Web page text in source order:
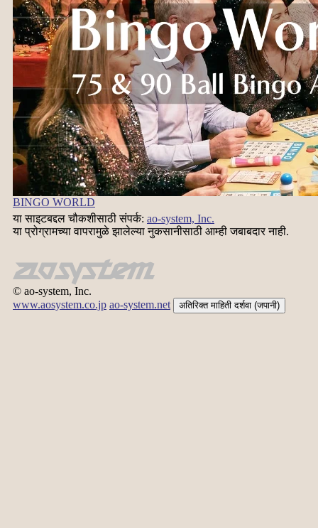
BINGO WORLD
या साइटबद्दल चौकशीसाठी संपर्क: ao-system, Inc.
या प्रोग्रामच्या वापरामुळे झालेल्या नुकसानीसाठी आम्ही जबाबदार नाही.
© ao-system, Inc.
www.aosystem.co.jp ao-system.net अतिरिक्त माहिती दर्शवा (जपानी)